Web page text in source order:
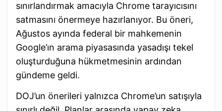
sınırlandırmak amacıyla Chrome tarayıcısını
satmasını önermeye hazırlanıyor. Bu öneri,
Ağustos ayında federal bir mahkemenin
Google’ın arama piyasasında yasadışı tekel
oluşturduğuna hükmetmesinin ardından
gündeme geldi.
DOJ’un önerileri yalnızca Chrome’un satışıyla